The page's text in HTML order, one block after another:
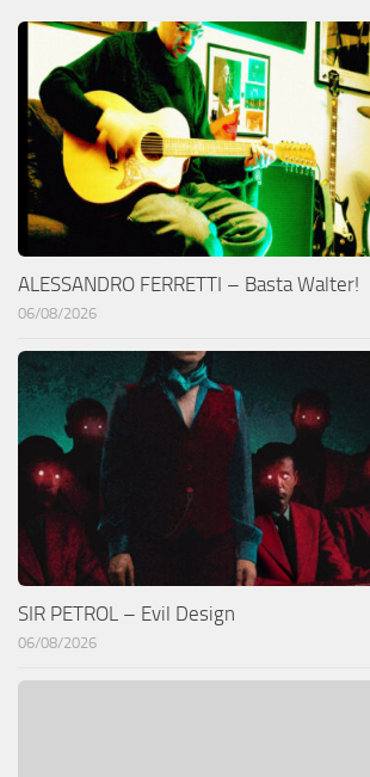
ALESSANDRO FERRETTI – Basta Walter!
06/08/2026
SIR PETROL – Evil Design
06/08/2026